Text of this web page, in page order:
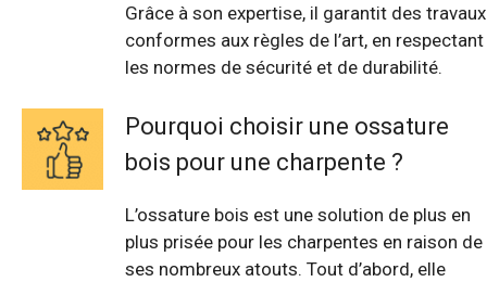
Grâce à son expertise, il garantit des travaux
conformes aux règles de l’art, en respectant
les normes de sécurité et de durabilité.
Pourquoi choisir une ossature
bois pour une charpente ?
L’ossature bois est une solution de plus en
plus prisée pour les charpentes en raison de
ses nombreux atouts. Tout d’abord, elle